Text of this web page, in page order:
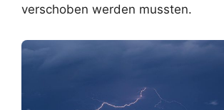
verschoben werden mussten.